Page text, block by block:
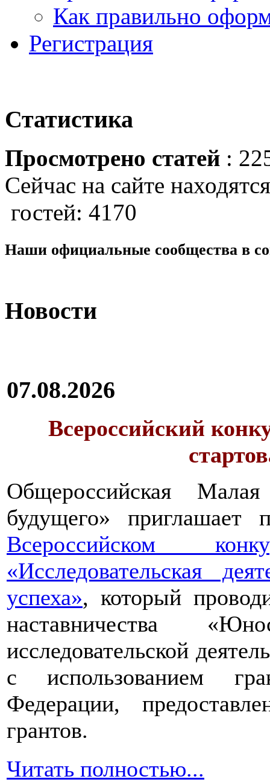
Как правильно
Регистрация
Статистика
Просмотрено статей :
Сейчас на сайте
гостей: 4170
Наши официальные сообщества в
Новости
07.08.2026
Всероссийский
Общероссийская
будущего» приглашает
Всероссийском
«Исследовательская
успеха», который
наставничества
исследовательской
с использованием
Федерации,
грантов.
Читать полностью...